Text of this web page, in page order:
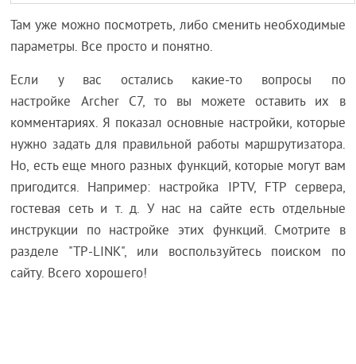
Там уже можно посмотреть, либо сменить необходимые
параметры. Все просто и понятно.
Если у вас остались какие-то вопросы по
настройке Archer C7, то вы можете оставить их в
комментариях. Я показал основные настройки, которые
нужно задать для правильной работы маршрутизатора.
Но, есть еще много разных функций, которые могут вам
пригодится. Например: настройка IPTV, FTP сервера,
гостевая сеть и т. д. У нас на сайте есть отдельные
инструкции по настройке этих функций. Смотрите в
разделе "TP-LINK", или воспользуйтесь поиском по
сайту. Всего хорошего!